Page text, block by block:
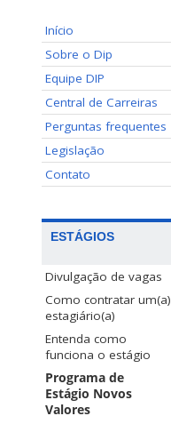
Início
Sobre o Dip
Equipe DIP
Central de Carreiras
Perguntas frequentes
Legislação
Contato
ESTÁGIOS
Divulgação de vagas
Como contratar um(a)
estagiário(a)
Entenda como
funciona o estágio
Programa de
Estágio Novos
Valores